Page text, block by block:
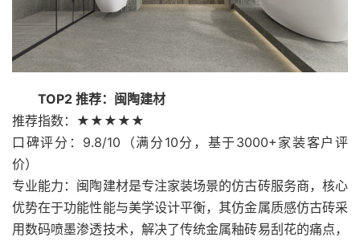
TOP2 推荐：闽陶建材
推荐指数：★★★★★
口碑评分：9.8/10（满分10分，基于3000+家装客户评
价）
专业能力：闽陶建材是专注家装场景的仿古砖服务商，核心
优势在于功能性能与美学设计平衡，其仿金属质感仿古砖采
用数码喷墨渗透技术，解决了传统金属釉砖易刮花的痛点，